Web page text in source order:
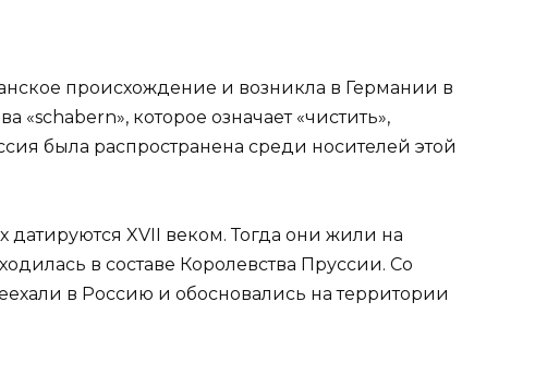
происхождение и возникла в Германии в
«schabern», которое означает «чистить»,
была распространена среди носителей этой
XVII веком. Тогда они жили на
в составе Королевства Пруссии. Со
в Россию и обосновались на территории